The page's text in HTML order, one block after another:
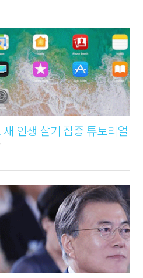
인생 살기 집중 튜토리얼